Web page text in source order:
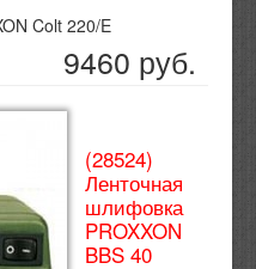
Colt 220/E
9460 руб.
(28524)
Ленточная
шлифовка
PROXXON
BBS 40